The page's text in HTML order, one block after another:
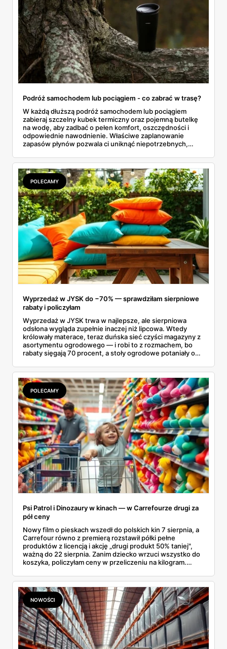
Podróż samochodem lub pociągiem - co zabrać w trasę?
W każdą dłuższą podróż samochodem lub pociągiem
zabieraj szczelny kubek termiczny oraz pojemną butelkę
na wodę, aby zadbać o pełen komfort, oszczędności i
odpowiednie nawodnienie. Właściwe zaplanowanie
zapasów płynów pozwala ci uniknąć niepotrzebnych,
kupowania przepłaconych napojów w wagonach
restauracyjnych. Połączenie funkcji, jakie oferuje dobrze
izolujący kubek termiczny z gorącą kawą oraz niezawodna
butelka na wodę, tworzy idealny, podróżny zestaw. Dzięki
niemu wielogodzinne przemieszczanie się z miejsca na
miejsce staje się znacznie przyjemniejsze, a my zyskujemy
pewność, że nasze ulubione napoje są zawsze pod ręką.
POLECAMY
Wyprzedaż w JYSK do −70% — sprawdziłam sierpniowe
rabaty i policzyłam
Wyprzedaż w JYSK trwa w najlepsze, ale sierpniowa
odsłona wygląda zupełnie inaczej niż lipcowa. Wtedy
królowały materace, teraz duńska sieć czyści magazyny z
asortymentu ogrodowego — i robi to z rozmachem, bo
rabaty sięgają 70 procent, a stoły ogrodowe potaniały o
wyprzedażową pozycja po pozycji i wybrałam rzeczy, przy
których przecena jest realna, a nie tylko marketingowa.
Kilka z nich kończy się szybciej, niż zapowiada kalendarz.
POLECAMY
Psi Patrol i Dinozaury w kinach — w Carrefourze drugi za
pół ceny
Nowy film o pieskach wszedł do polskich kin 7 sierpnia, a
Carrefour równo z premierą rozstawił półki pełne
produktów z licencją i akcję „drugi produkt 50% taniej",
ważną do 22 sierpnia. Zanim dziecko wrzuci wszystko do
koszyka, policzyłam ceny w przeliczeniu na kilogram.
prawie 140 zł za kilogram, ale lody do mrożenia i rurki
waflowe bronią się nawet bez rabatu.
NOWOŚCI